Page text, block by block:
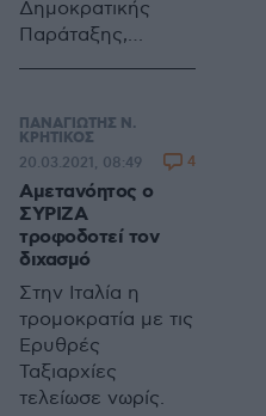
Γιατί περί αυτού ο
λόγος.
Δημοκρατικής
Παράταξης,
κινήματος, τη
Φώφη Γεννηματά.
Διακόσιες δώδεκα
χιλιάδες πολίτες,
έλαβαν μέρος σε
αυτή τη
δημοκρατική
διαδικασία. Ήταν η
δεύτερη φορά,
μετά την
αντίστοιχη
διαδικασία του
ΠΑΝΑΓΙΩΤΗΣ Ν.
ΚΡΗΤΙΚΟΣ
Αμετανόητος ο
ΣΥΡΙΖΑ
τροφοδοτεί τον
διχασμό
Στην Ιταλία η
τρομοκρατία με τις
Ερυθρές
Ταξιαρχίες
τελείωσε νωρίς.
20.03.2021, 08:49 4